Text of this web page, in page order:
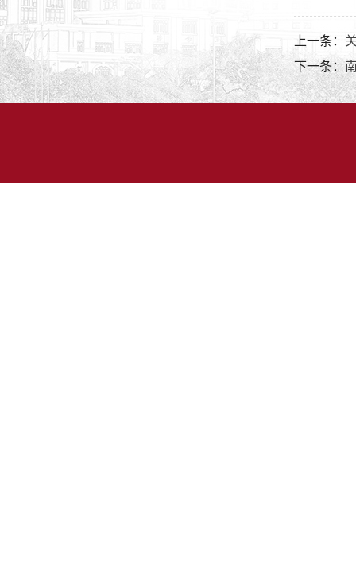
上一条：
下一条：